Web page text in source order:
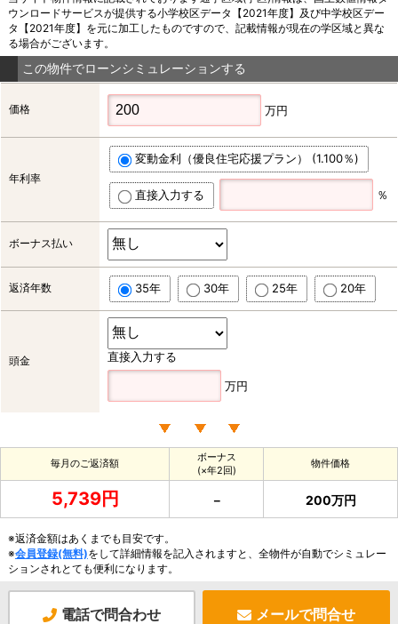
ウンロードサービスが提供する小学校区データ【2021年度】及び中学校区デー
タ【2021年度】を元に加工したものですので、記載情報が現在の学区域と異な
る場合がございます。
この物件でローンシミュレーションする
価格 万円
年利率
変動金利（優良住宅応援プラン） (1.100％)
直接入力する ％
ボーナス払い
返済年数 35年 30年 25年 20年
頭金 直接入力する
万円
毎月のご返済額
ボーナス
(×年2回)
物件価格
5,739円 － 200万円
※返済金額はあくまでも目安です。
※会員登録(無料)をして詳細情報を記入されますと、全物件が自動でシミュレー
ションされとても便利になります。
電話で問合わせ メールで問合せ